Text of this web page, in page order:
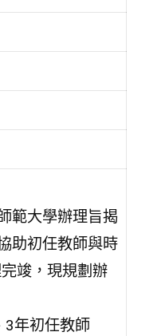
範大學辦理旨揭
助初任教師與時
竣，現規劃辦
3年初任教師